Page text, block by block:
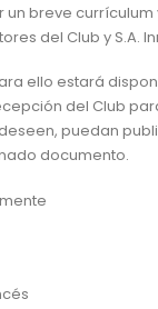
breve
del Club y S.A.
ello estará
del Club
puedan
documento.